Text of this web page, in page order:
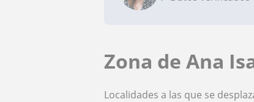
Zona de Ana
Localidades a las que se